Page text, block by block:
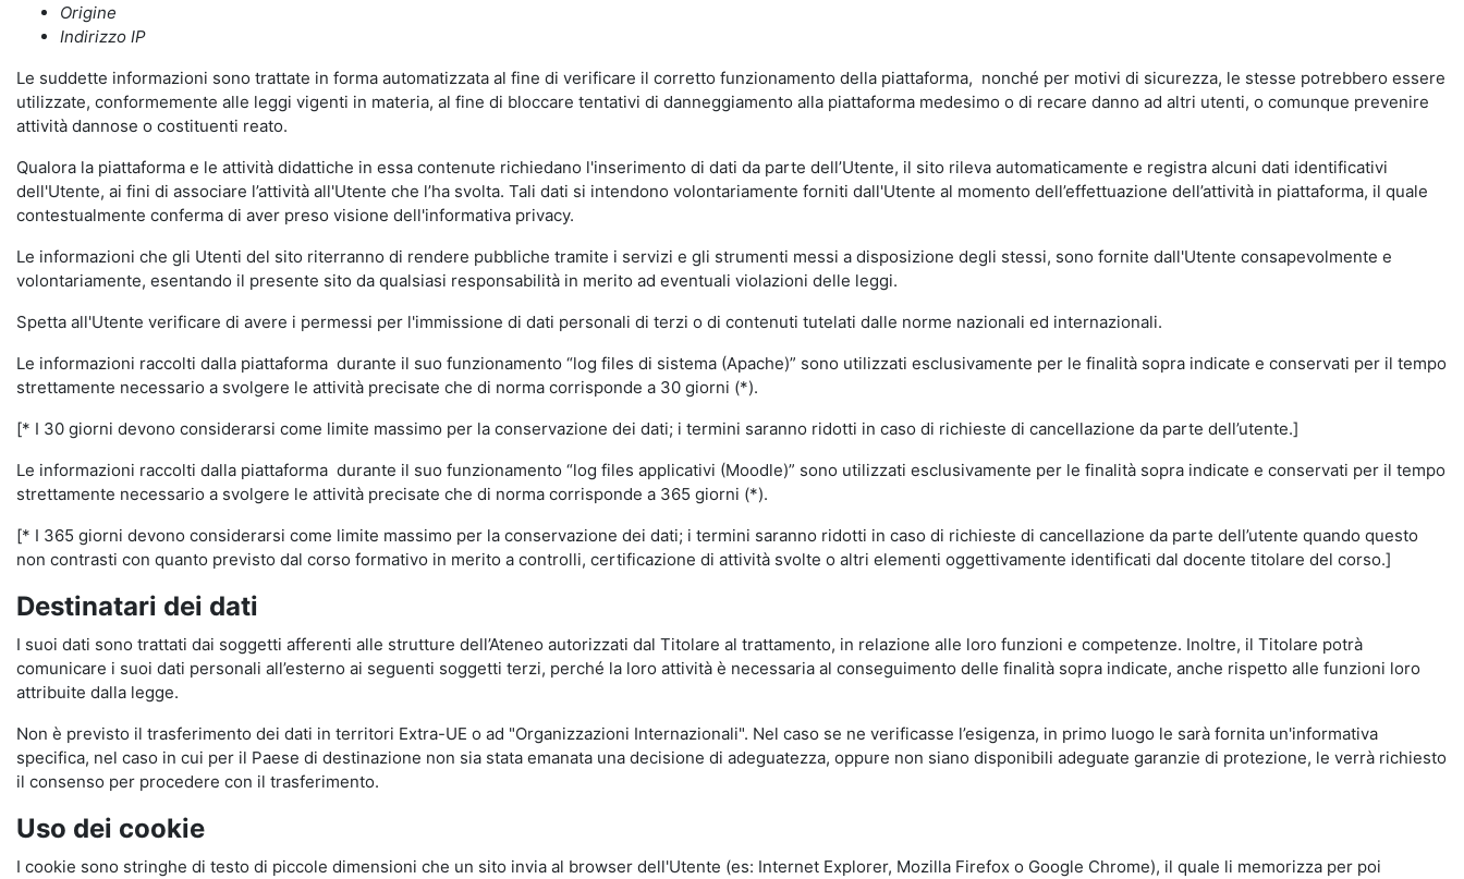
Origine
Indirizzo IP
Le suddette informazioni sono trattate in forma automatizzata al fine di verificare il corretto funzionamento della piattaforma, nonché per motivi di sicurezza, le stesse potrebbero essere
utilizzate, conformemente alle leggi vigenti in materia, al fine di bloccare tentativi di danneggiamento alla piattaforma medesimo o di recare danno ad altri utenti, o comunque prevenire
attività dannose o costituenti reato.
Qualora la piattaforma e le attività didattiche in essa contenute richiedano l'inserimento di dati da parte dell’Utente, il sito rileva automaticamente e registra alcuni dati identificativi
dell'Utente, ai fini di associare l’attività all'Utente che l’ha svolta. Tali dati si intendono volontariamente forniti dall'Utente al momento dell’effettuazione dell’attività in piattaforma, il quale
contestualmente conferma di aver preso visione dell'informativa privacy.
Le informazioni che gli Utenti del sito riterranno di rendere pubbliche tramite i servizi e gli strumenti messi a disposizione degli stessi, sono fornite dall'Utente consapevolmente e
volontariamente, esentando il presente sito da qualsiasi responsabilità in merito ad eventuali violazioni delle leggi.
Spetta all'Utente verificare di avere i permessi per l'immissione di dati personali di terzi o di contenuti tutelati dalle norme nazionali ed internazionali.
Le informazioni raccolti dalla piattaforma durante il suo funzionamento “log files di sistema (Apache)” sono utilizzati esclusivamente per le finalità sopra indicate e conservati per il tempo
strettamente necessario a svolgere le attività precisate che di norma corrisponde a 30 giorni (*).
[* I 30 giorni devono considerarsi come limite massimo per la conservazione dei dati; i termini saranno ridotti in caso di richieste di cancellazione da parte dell’utente.]
Le informazioni raccolti dalla piattaforma durante il suo funzionamento “log files applicativi (Moodle)” sono utilizzati esclusivamente per le finalità sopra indicate e conservati per il tempo
strettamente necessario a svolgere le attività precisate che di norma corrisponde a 365 giorni (*).
[* I 365 giorni devono considerarsi come limite massimo per la conservazione dei dati; i termini saranno ridotti in caso di richieste di cancellazione da parte dell’utente quando questo
non contrasti con quanto previsto dal corso formativo in merito a controlli, certificazione di attività svolte o altri elementi oggettivamente identificati dal docente titolare del corso.]
Destinatari dei dati
I suoi dati sono trattati dai soggetti afferenti alle strutture dell’Ateneo autorizzati dal Titolare al trattamento, in relazione alle loro funzioni e competenze. Inoltre, il Titolare potrà
comunicare i suoi dati personali all’esterno ai seguenti soggetti terzi, perché la loro attività è necessaria al conseguimento delle finalità sopra indicate, anche rispetto alle funzioni loro
attribuite dalla legge.
Non è previsto il trasferimento dei dati in territori Extra-UE o ad "Organizzazioni Internazionali". Nel caso se ne verificasse l’esigenza, in primo luogo le sarà fornita un'informativa
specifica, nel caso in cui per il Paese di destinazione non sia stata emanata una decisione di adeguatezza, oppure non siano disponibili adeguate garanzie di protezione, le verrà richiesto
il consenso per procedere con il trasferimento.
Uso dei cookie
I cookie sono stringhe di testo di piccole dimensioni che un sito invia al browser dell'Utente (es: Internet Explorer, Mozilla Firefox o Google Chrome), il quale li memorizza per poi